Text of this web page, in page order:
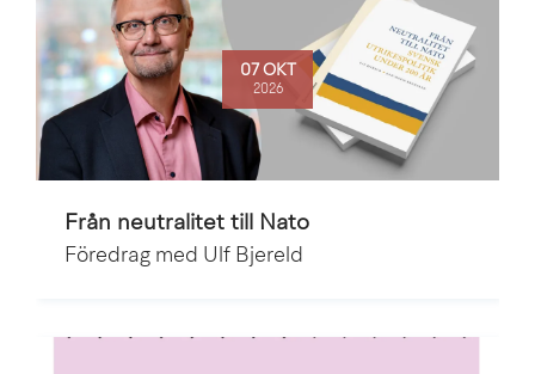
07 OKT
2026
Från neutralitet till Nato
Föredrag med Ulf Bjereld